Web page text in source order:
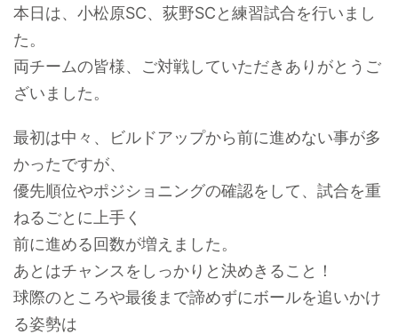
本日は、小松原SC、荻野SCと練習試合を行いまし
た。
両チームの皆様、ご対戦していただきありがとうご
ざいました。
最初は中々、ビルドアップから前に進めない事が多
かったですが、
優先順位やポジショニングの確認をして、試合を重
ねるごとに上手く
前に進める回数が増えました。
あとはチャンスをしっかりと決めきること！
球際のところや最後まで諦めずにボールを追いかけ
る姿勢は